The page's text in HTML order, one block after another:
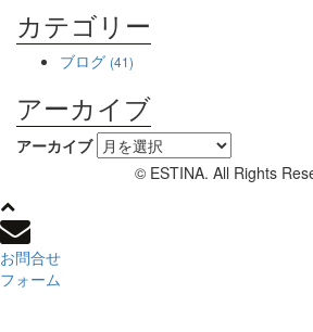
カテゴリー
ブログ (41)
アーカイブ
アーカイブ
© ESTINA. All Rights
お問合せ
フォーム